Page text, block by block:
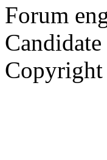
Forum
Candidate